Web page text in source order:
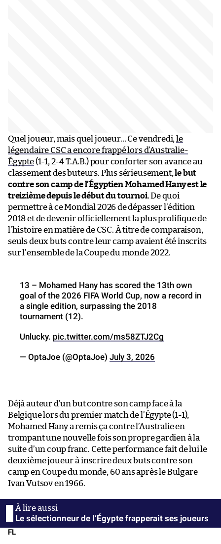
Quel joueur, mais quel joueur… Ce vendredi, le
légendaire CSC a encore frappé lors d’Australie-
Égypte(1-1, 2-4 T.A.B.) pour conforter son avance au
classement des buteurs. Plus sérieusement,le but
contre son camp de l’Égyptien Mohamed Hany est le
treizième depuis le début du tournoi. De quoi
permettre à ce Mondial 2026 de dépasser l’édition
2018 et de devenir officiellement la plus prolifique de
l’histoire en matière de CSC. À titre de comparaison,
seuls deux buts contre leur camp avaient été inscrits
sur l’ensemble de la Coupe du monde 2022.
13 – Mohamed Hany has scored the 13th own
goal of the 2026 FIFA World Cup, now a record in
a single edition, surpassing the 2018
tournament (12).
Unlucky. pic.twitter.com/ms58ZTJ2Cg
— OptaJoe (@OptaJoe) July 3, 2026
Déjà auteur d’un but contre son camp face à la
Belgique lors du premier match de l’Égypte (1-1),
Mohamed Hany a remis ça contre l’Australie en
trompant une nouvelle fois son propre gardien à la
suite d’un coup franc. Cette performance fait de lui le
deuxième joueur à inscrire deux buts contre son
camp en Coupe du monde, 60 ans après le Bulgare
Ivan Vutsov en 1966.
Le sélectionneur de l’Égypte frapperait ses joueurs
FL